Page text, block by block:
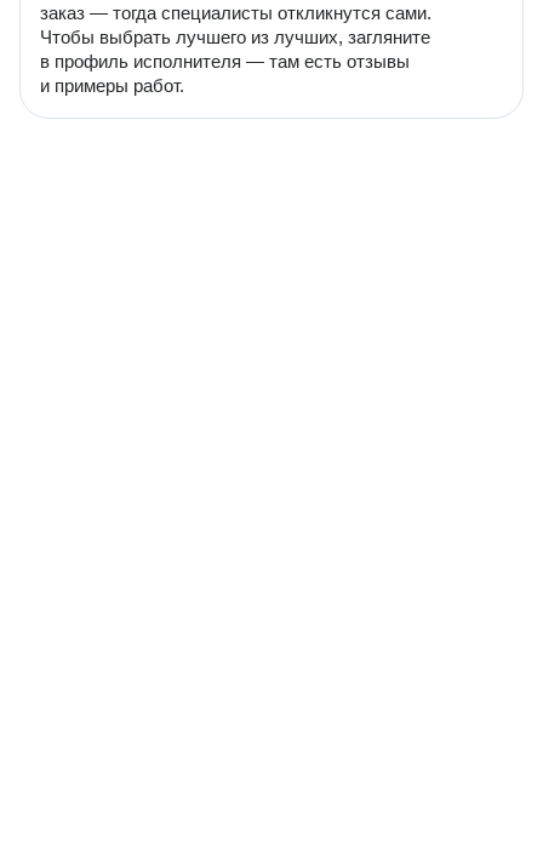
заказ — тогда специалисты откликнутся сами.
Чтобы выбрать лучшего из лучших, загляните
в профиль исполнителя — там есть отзывы
и примеры работ.